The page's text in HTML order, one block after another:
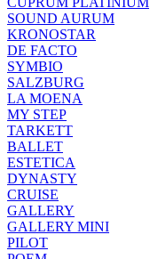
SOUND AURUM
KRONOSTAR
DE FACTO
SYMBIO
SALZBURG
LA MOENA
MY STEP
TARKETT
BALLET
ESTETICA
DYNASTY
CRUISE
GALLERY
GALLERY MINI
PILOT